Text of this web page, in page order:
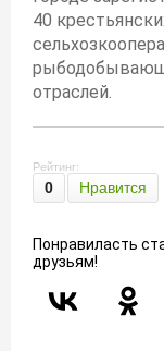
40
отраслей.
Рейтинг:
0 Нравится
Понравиласть
друзьям!